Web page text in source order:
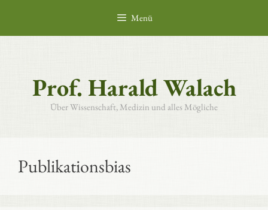
springen
Menü
Prof. Harald Walach
Über Wissenschaft, Medizin und alles Mögliche
Publikationsbias